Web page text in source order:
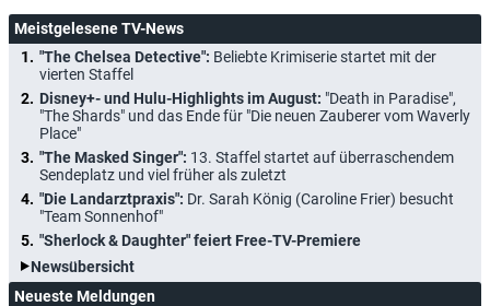
Meistgelesene TV-News
"The Chelsea Detective": Beliebte Krimiserie startet mit der
vierten Staffel
Disney+- und Hulu-Highlights im August: "Death in Paradise",
"The Shards" und das Ende für "Die neuen Zauberer vom Waverly
Place"
"The Masked Singer": 13. Staffel startet auf überraschendem
Sendeplatz und viel früher als zuletzt
"Die Landarztpraxis": Dr. Sarah König (Caroline Frier) besucht
"Team Sonnenhof"
"Sherlock & Daughter" feiert Free-TV-Premiere
Newsübersicht
Neueste Meldungen